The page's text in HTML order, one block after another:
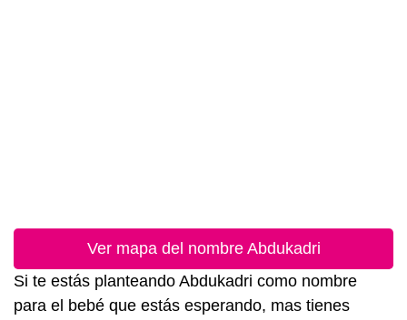
Ver mapa del nombre Abdukadri
Si te estás planteando Abdukadri como nombre
para el bebé que estás esperando, mas tienes